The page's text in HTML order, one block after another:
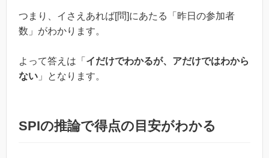
つまり、イさえあれば[問]にあたる「昨日の参加者
数」がわかります。
よって答えは「 イだけでわかるが、アだけではわから
ない 」となります。
SPIの推論で得点の目安がわかる